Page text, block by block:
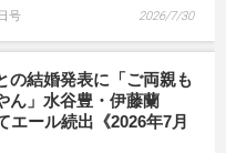
号 2026/7/30
の結婚発表に「ご両親も
ん」水谷豊・伊藤蘭
エール続出《2026年7月